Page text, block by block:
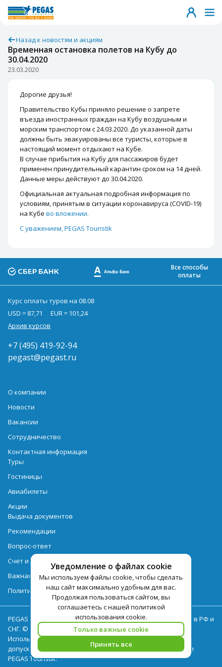
Назад к новостям и акциям
Временная остановка полетов на Кубу до
30.04.2020
23.03.2020
Дорогие друзья!
Правительство Кубы приняло решение о запрете
въезда иностранных граждан на Кубу воздушным и
морским транспортом с 24.03.2020. До указанной даты
должны быть эвакуированы все туристы, которые в
настоящий момент отдыхают на Кубе.
В случае прибытия на Кубу для пассажиров будет
применен принудительный карантин сроком на 14 дней.
Данные меры действуют до 30.04.2020.
Официальная актуальная подробная информация по
условиям, принятым в ситуации коронавируса (COVID-19)
на Кубе во вложении.
С уважением, PEGAS Touristik
Уведомление о файлах cookie
Мы используем файлы cookie, чтобы сделать
наш сайт максимально удобным для вас.
Продолжая пользоваться сайтом, вы
соглашаетесь с нашей политикой
использования cookie.
Только важные cookie
Принять все
Все способы
оплаты
Курс оплаты туров на 08.08
USD = 87,71
EUR = 101,24
Архив курсов
+7 (495) 419-92-94
pegast@pegast.ru
О компании
Новости
Вакансии
Сотрудничество
Контактная информация
Туры
Гостиницы
Авиабилеты
Акции
Выдача документов
Рекомендации
Вопрос-ответ
Счет и оплата
Важная информация по турпродукту
Политика обработки персональных данных
PEGAS Touristik — ведущий оператор туристических услуг в РФ и
СНГ. © 2026
Использование текстов и фотографий с сайта pegast.ru
допускается только с письменного разрешения компании
PEGAS Touristik.